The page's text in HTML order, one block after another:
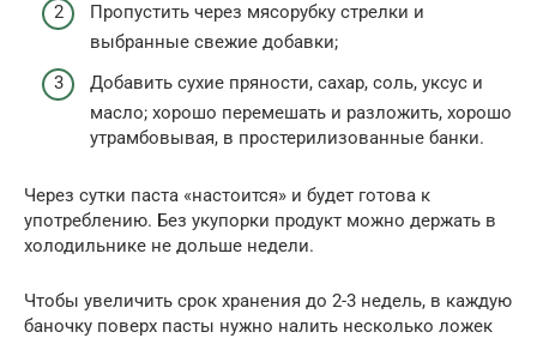
Пропустить через мясорубку стрелки и
выбранные свежие добавки;
Добавить сухие пряности, сахар, соль, уксус и
масло; хорошо перемешать и разложить, хорошо
утрамбовывая, в простерилизованные банки.
Через сутки паста «настоится» и будет готова к
употреблению. Без укупорки продукт можно держать в
холодильнике не дольше недели.
Чтобы увеличить срок хранения до 2-3 недель, в каждую
баночку поверх пасты нужно налить несколько ложек